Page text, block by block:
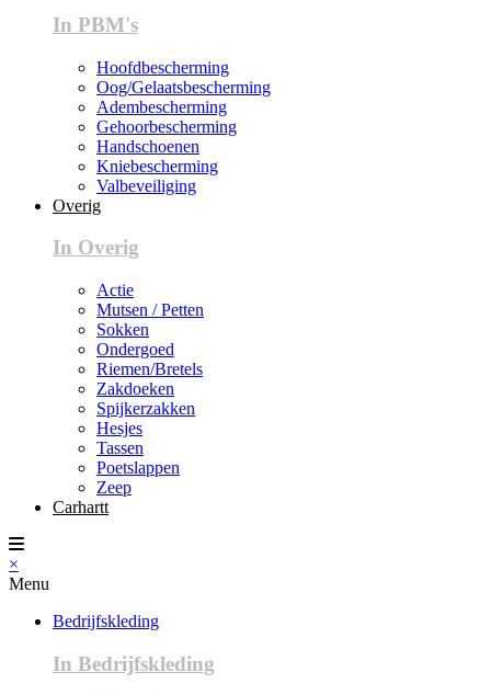
In PBM's
Hoofdbescherming
Oog/Gelaatsbescherming
Adembescherming
Gehoorbescherming
Handschoenen
Kniebescherming
Valbeveiliging
Overig
In Overig
Actie
Mutsen / Petten
Sokken
Ondergoed
Riemen/Bretels
Zakdoeken
Spijkerzakken
Hesjes
Tassen
Poetslappen
Zeep
Carhartt
×
Menu
Bedrijfskleding
In Bedrijfskleding